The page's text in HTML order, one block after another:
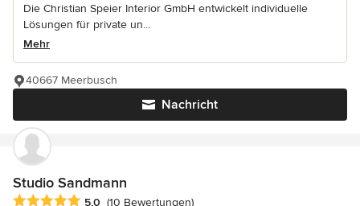
Die Christian Speier Interior GmbH entwickelt individuelle
Lösungen für private un...
Mehr
Nachricht
40667 Meerbusch
Studio Sandmann
Durchschnittliche Bewertung: 5 von 5 Sternen
5,0 (10 Bewertungen)